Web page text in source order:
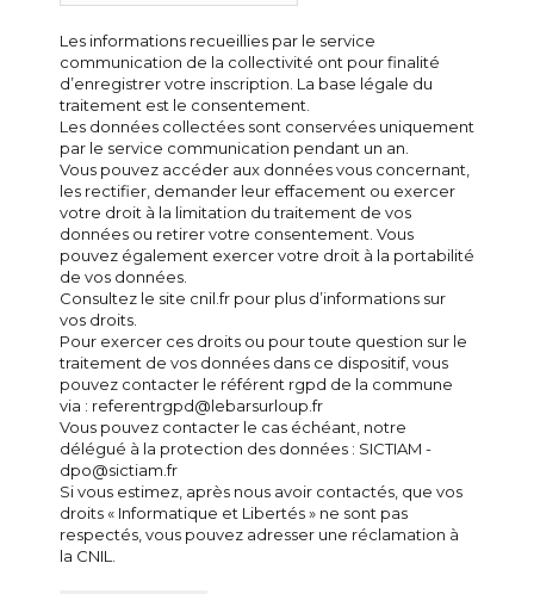
Les informations recueillies par le service
communication de la collectivité ont pour finalité
d’enregistrer votre inscription. La base légale du
traitement est le consentement.
Les données collectées sont conservées uniquement
par le service communication pendant un an.
Vous pouvez accéder aux données vous concernant,
les rectifier, demander leur effacement ou exercer
votre droit à la limitation du traitement de vos
données ou retirer votre consentement. Vous
pouvez également exercer votre droit à la portabilité
de vos données.
Consultez le site cnil.fr pour plus d’informations sur
vos droits.
Pour exercer ces droits ou pour toute question sur le
traitement de vos données dans ce dispositif, vous
pouvez contacter le référent rgpd de la commune
via : referentrgpd@lebarsurloup.fr
Vous pouvez contacter le cas échéant, notre
délégué à la protection des données : SICTIAM -
dpo@sictiam.fr
Si vous estimez, après nous avoir contactés, que vos
droits « Informatique et Libertés » ne sont pas
respectés, vous pouvez adresser une réclamation à
la CNIL.